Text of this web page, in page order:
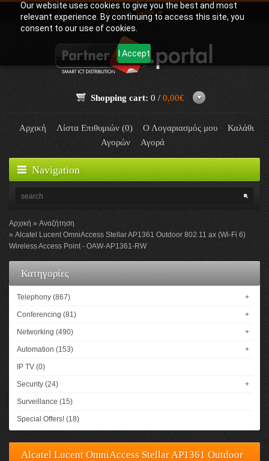
Our website uses cookies to give you the best and most
relevant experience. By continuing to access this site, you
consent to our use of cookies.
I Accept
Γλώσσα:Greek
Shopping cart: 0 / 0,00€
Αρχική Λίστα Επιθυμιών (0) Ο Λογαριασμός μου
Καλάθι
Αγορών
Αγορά
Navigation
Αρχική
Αναζήτηση
Alcatel Lucent OmniAccess Stellar AP1361 Outdoor 802.11 ax (Wi-Fi 6)
Wireless Access Point - OAW-AP1361-RW
Κατηγορίες
Telephony (867) +
Conferencing (81) +
Networking (490) +
Automation (153) +
IP TV (0)
Security (24) +
Surveillance (15)
Special Offers! (18)
Alcatel Lucent OmniAccess Stellar AP1361 Outdoor